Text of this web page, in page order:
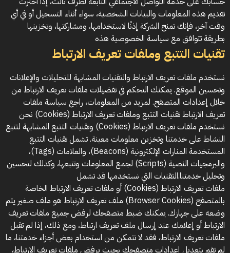
تقديم هذه المعلومات والبيانات الشخصية، سواء أثناء التسجيل أو في أي
وقت آخر، فإنك تمنح الشركة إذنًا لاستخدامها، ومشاركتها، وتخزينها
بطريقة تتوافق مع سياسة الخصوصية هذه
تقنيات التتبع وملفات تعريف الارتباط
نستخدم ملفات تعريف الارتباط والتقنيات المشابهة للتحليلات والإعلانات
وتحسين الموقع. يمكنك التحكم في تفضيلات ملفات تعريف الارتباط من
خلال إعدادات المتصفح. لمزيد من المعلومات، راجع سياسة ملفات
تعريف الارتباط تقنيات التتبع وملفات تعريف الارتباط (Cookies) نحن
نستخدم ملفات تعريف الارتباط (Cookies) وتقنيات التتبع المشابهة لتتبع
النشاط على خدمتنا وتخزين معلومات معينة. تشمل تقنيات التتبع
المستخدمة المنارات الإلكترونية (Beacons)، والعلامات (Tags)،
والبرمجيات النصية (Scripts) لجمع المعلومات وتتبعها، وكذلك لتحسين
وتحليل خدمتنا.التقنيات التي نستخدمها قد تشمل
ملفات تعريف الارتباط (Cookies) أو ملفات تعريف الارتباط الخاصة
بالمتصفح (Browser Cookies) ملف تعريف الارتباط هو ملف صغير يتم
وضعه على جهازك. يمكنك ضبط متصفحك لرفض جميع ملفات تعريف
الارتباط أو إعلامك عند إرسال ملف تعريف ارتباط، ومع ذلك، إذا لم تقبل
ملفات تعريف الارتباط، فقد لا تتمكن من استخدام بعض أجزاء خدمتنا، ما
لم تقم بتعديل إعدادات متصفحك بحيث يرفض ملفات تعريف الارتباط،